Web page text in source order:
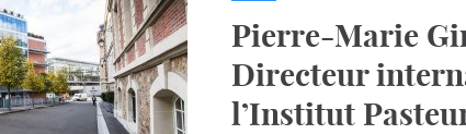
Pierre-Marie
Directeur
l’Institut